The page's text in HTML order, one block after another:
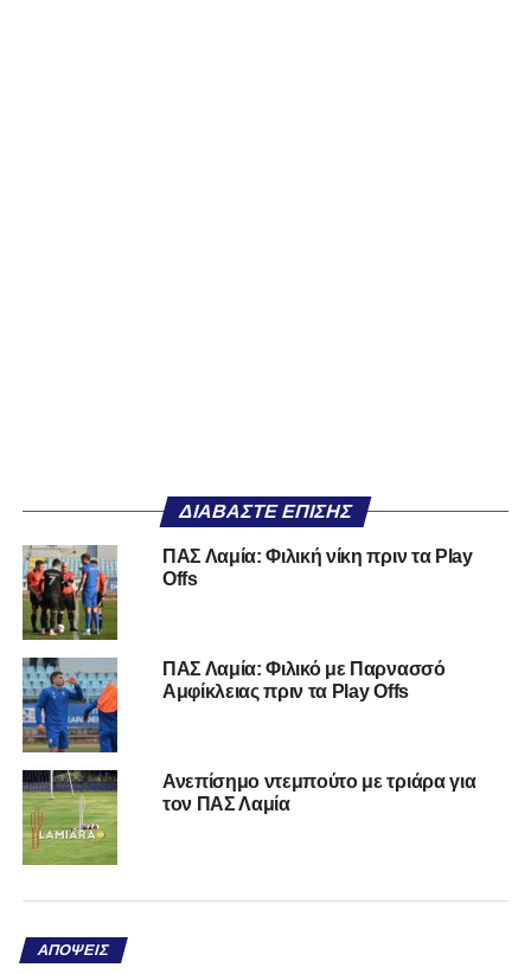
ΔΙΑΒΆΣΤΕ ΕΠΊΣΗΣ
ΠΑΣ Λαμία: Φιλική νίκη πριν τα Play
Offs
ΠΑΣ Λαμία: Φιλικό με Παρνασσό
Αμφίκλειας πριν τα Play Offs
Ανεπίσημο ντεμπούτο με τριάρα για
τον ΠΑΣ Λαμία
ΑΠΌΨΕΙΣ